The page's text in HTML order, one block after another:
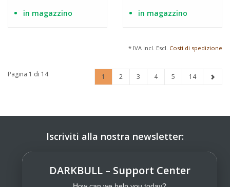
in magazzino in magazzino
* IVA Incl. Escl. Costi di spedizione
Pagina 1 di 14 1 2 3 4 5 14
Iscriviti alla nostra newsletter:
DARKBULL – Support Center